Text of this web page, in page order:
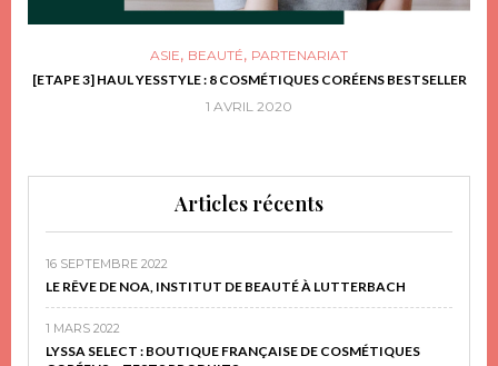
ASIE, BEAUTÉ, PARTENARIAT
[ETAPE 3] HAUL YESSTYLE : 8 COSMÉTIQUES CORÉENS BESTSELLER
1 AVRIL 2020
Articles récents
16 SEPTEMBRE 2022
LE RÊVE DE NOA, INSTITUT DE BEAUTÉ À LUTTERBACH
1 MARS 2022
LYSSA SELECT : BOUTIQUE FRANÇAISE DE COSMÉTIQUES